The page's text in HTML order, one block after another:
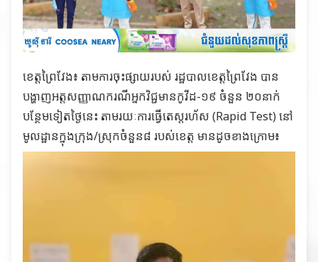
ខេត្តព្រៃវែង៖ តាមការចុះផ្សាយរបស់ រដ្ឋបាលខេត្តព្រៃវែង បាន
បង្ហាញអត្តសញ្ញាណករណីអ្នកវិជ្ជមានកូវីដ-១៩ ចំនួន ២០នាក់
បន្ថែមទៀតថ្ងៃនេះ តាមរយៈការធ្វើតេស្តរហ័ស (Rapid Test) នៅ
មូលដ្ឋានក្នុងក្រុង/ស្រុកចំនួន៨ របស់ខេត្ត មានដូចខាងក្រោម៖